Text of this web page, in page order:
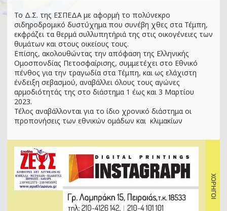
Το Δ.Σ. της ΕΣΠΕΔΑ με αφορμή το πολύνεκρο
σιδηροδρομικό δυστύχημα που συνέβη χθες στα Τέμπη,
εκφράζει τα θερμά συλλυπητήριά της στις οικογένειες των
θυμάτων και στους οικείους τους.
Επίσης, ακολουθώντας την απόφαση της Ελληνικής
Ομοσπονδίας Πετοσφαίρισης, συμμετέχει στο Εθνικό
πένθος για την τραγωδία στα Τέμπη, και ως ελάχιστη
ένδειξη σεβασμού, αναβάλλει όλους τους αγώνες
αρμοδιότητάς της στο διάστημα 1 έως και 3 Μαρτίου
2023.
Τέλος αναβάλλονται για το ίδιο χρονικό διάστημα οι
προπονήσεις των εθνικών ομάδων και κλιμακίων